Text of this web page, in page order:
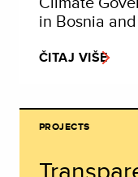
in Bosnia
ČITAJ VIŠE
PROJECTS